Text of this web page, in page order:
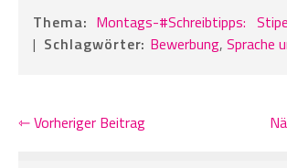
Thema: Montags-#Schreibtipps:
| Schlagwörter: Bewerbung,Sprache
⇽ Vorheriger Beitrag